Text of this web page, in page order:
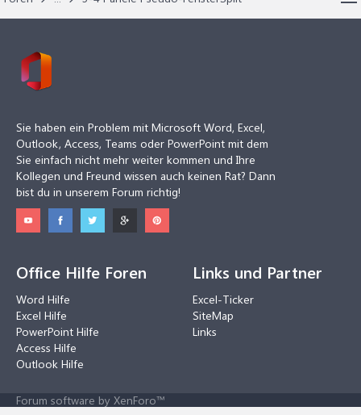
Sie haben ein Problem mit Microsoft Word, Excel,
Outlook, Access, Teams oder PowerPoint mit dem
Sie einfach nicht mehr weiter kommen und Ihre
Kollegen und Freund wissen auch keinen Rat? Dann
bist du in unserem Forum richtig!
Office Hilfe Foren
Word Hilfe
Excel Hilfe
PowerPoint Hilfe
Access Hilfe
Outlook Hilfe
Links und Partner
Excel-Ticker
SiteMap
Links
Forum software by XenForo™